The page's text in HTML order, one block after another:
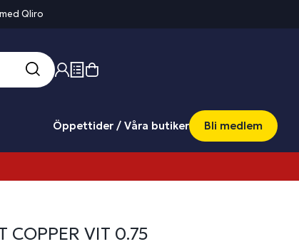
Qliro
Öppettider / Våra butiker Bli medlem
COPPER VIT 0.75